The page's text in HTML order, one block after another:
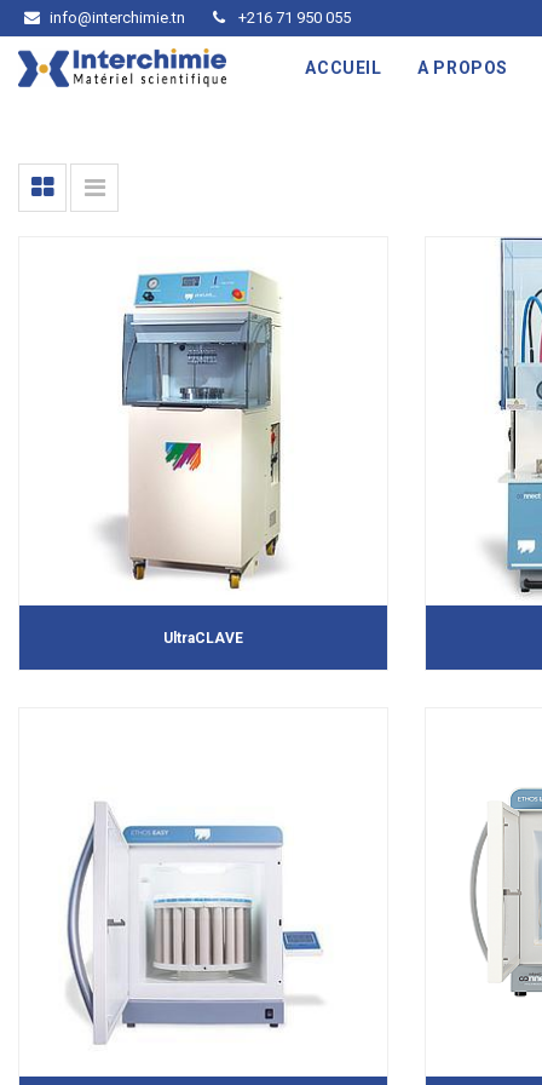
info@interchimie.tn +216 71 950 055
ACCUEIL A PROPOS
UltraCLAVE